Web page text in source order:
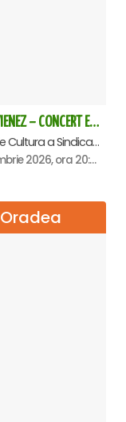
REGAL VIENEZ – CONCERT EXTRAORDINAR DE CRACIUN - Satu Mare
Casa de Cultura a Sindicatelor , Satu-Mare
2 decembrie 2026, ora 20:00
Oradea